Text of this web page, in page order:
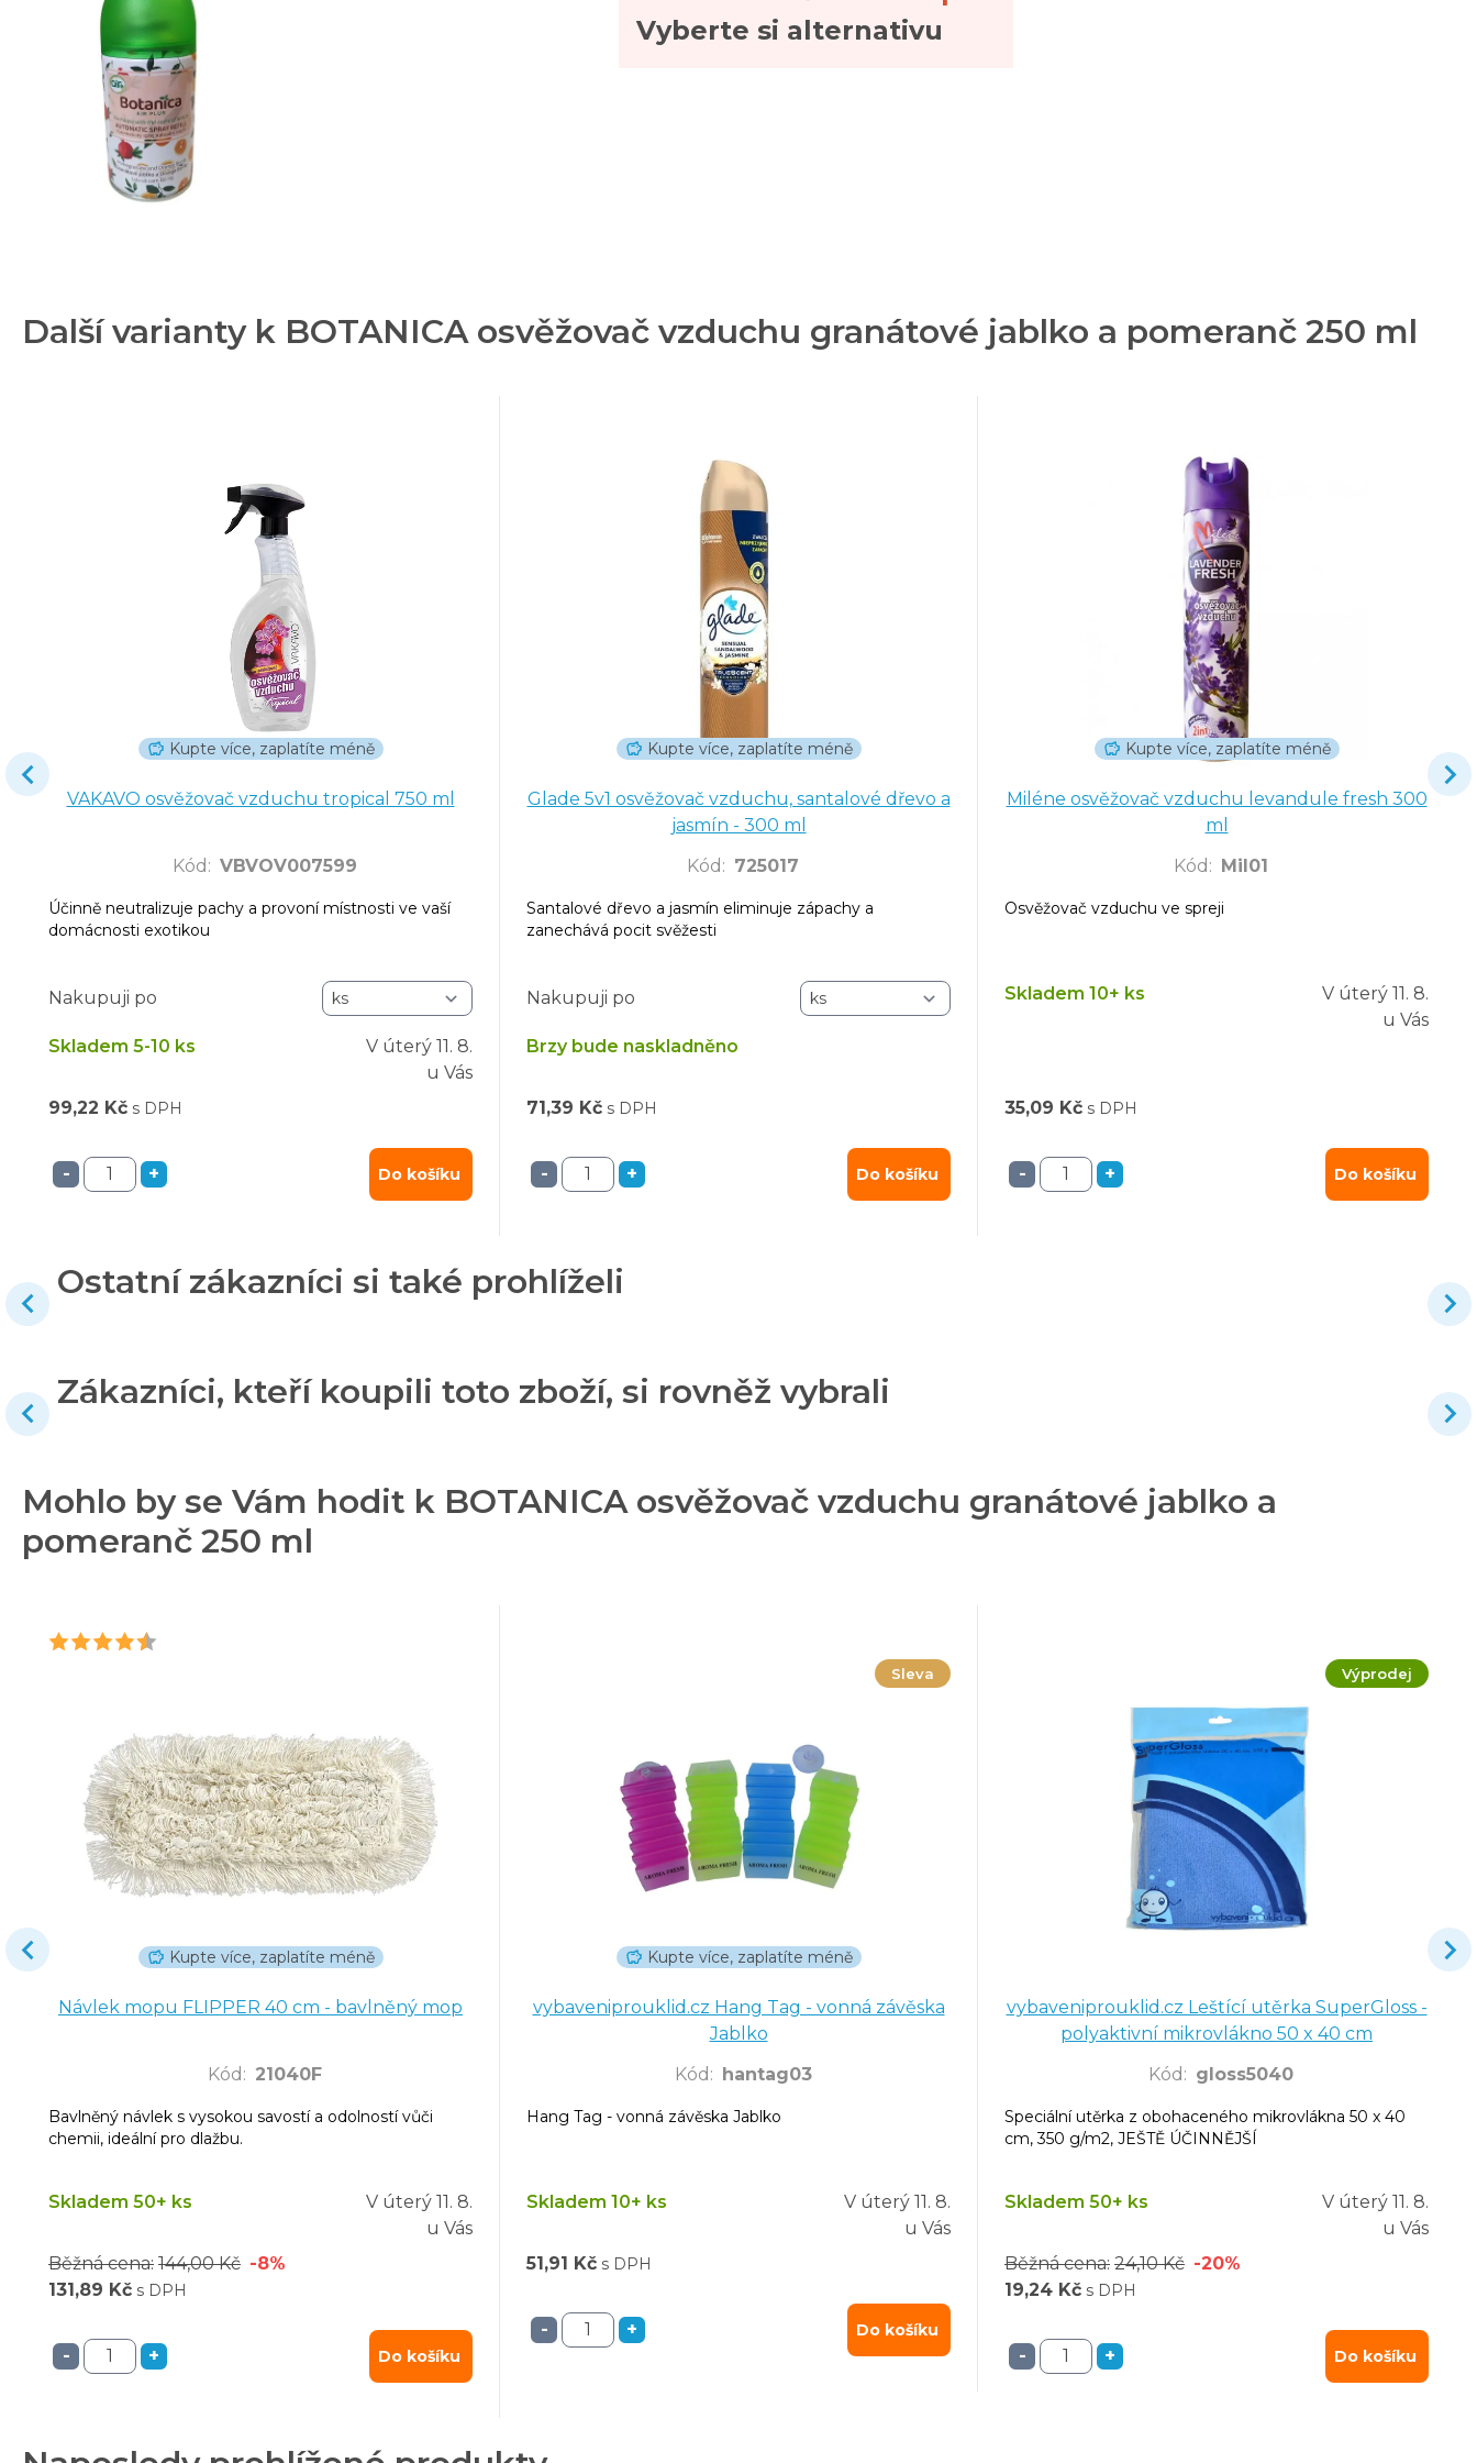
Vyberte si alternativu
Další varianty k BOTANICA osvěžovač vzduchu granátové jablko a pomeranč 250 ml
Kupte více, zaplatíte méně
VAKAVO osvěžovač vzduchu tropical 750 ml
Kód : VBVOV007599
Účinně neutralizuje pachy a provoní místnosti ve vaší
domácnosti exotikou
Nakupuji po
Skladem 5-10 ks V úterý 11. 8.
u Vás
99,22 Kč s DPH
- + Do košíku
Kupte více, zaplatíte méně
Glade 5v1 osvěžovač vzduchu, santalové dřevo a
jasmín - 300 ml
Kód : 725017
Santalové dřevo a jasmín eliminuje zápachy a
zanechává pocit svěžesti
Nakupuji po
Brzy bude naskladněno
71,39 Kč s DPH
- + Do košíku
Kupte více, zaplatíte méně
Miléne osvěžovač vzduchu levandule fresh 300
ml
Kód : Mil01
Osvěžovač vzduchu ve spreji
Skladem 10+ ks V úterý 11. 8.
u Vás
35,09 Kč s DPH
- + Do košíku
Ostatní zákazníci si také prohlíželi
Zákazníci, kteří koupili toto zboží, si rovněž vybrali
Mohlo by se Vám hodit k BOTANICA osvěžovač vzduchu granátové jablko a
pomeranč 250 ml
Kupte více, zaplatíte méně
Návlek mopu FLIPPER 40 cm - bavlněný mop
Kód : 21040F
Bavlněný návlek s vysokou savostí a odolností vůči
chemii, ideální pro dlažbu.
Skladem 50+ ks V úterý 11. 8.
u Vás
Běžná cena: 144,00 Kč -8%
131,89 Kč s DPH
- + Do košíku
Sleva
Kupte více, zaplatíte méně
vybaveniprouklid.cz Hang Tag - vonná závěska
Jablko
Kód : hantag03
Hang Tag - vonná závěska Jablko
Skladem 10+ ks V úterý 11. 8.
u Vás
51,91 Kč s DPH
- + Do košíku
Výprodej
vybaveniprouklid.cz Leštící utěrka SuperGloss -
polyaktivní mikrovlákno 50 x 40 cm
Kód : gloss5040
Speciální utěrka z obohaceného mikrovlákna 50 x 40
cm, 350 g/m2, JEŠTĚ ÚČINNĚJŠÍ
Skladem 50+ ks V úterý 11. 8.
u Vás
Běžná cena: 24,10 Kč -20%
19,24 Kč s DPH
- + Do košíku